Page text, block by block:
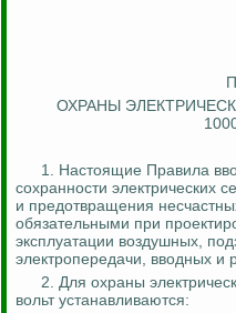
ОХРАНЫ
1. Настоящие Правила
сохранности электрических
и предотвращения
обязательными при
эксплуатации воздушных,
электропередачи, вводных и
2. Для охраны
вольт устанавливаются: